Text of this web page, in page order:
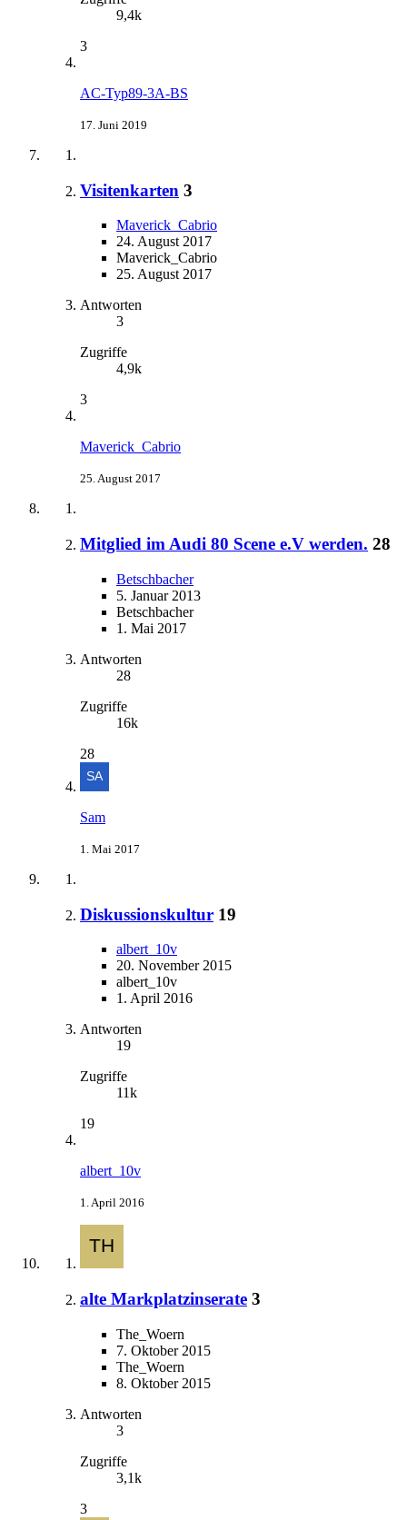
9,4k
3
AC-Typ89-3A-BS
17. Juni 2019
Visitenkarten 3
Maverick_Cabrio
24. August 2017
Maverick_Cabrio
25. August 2017
Antworten
3
Zugriffe
4,9k
3
Maverick_Cabrio
25. August 2017
Mitglied im Audi 80 Scene e.V werden. 28
Betschbacher
5. Januar 2013
Betschbacher
1. Mai 2017
Antworten
28
Zugriffe
16k
28
Sam
1. Mai 2017
Diskussionskultur 19
albert_10v
20. November 2015
albert_10v
1. April 2016
Antworten
19
Zugriffe
11k
19
albert_10v
1. April 2016
alte Markplatzinserate 3
The_Woern
7. Oktober 2015
The_Woern
8. Oktober 2015
Antworten
3
Zugriffe
3,1k
3